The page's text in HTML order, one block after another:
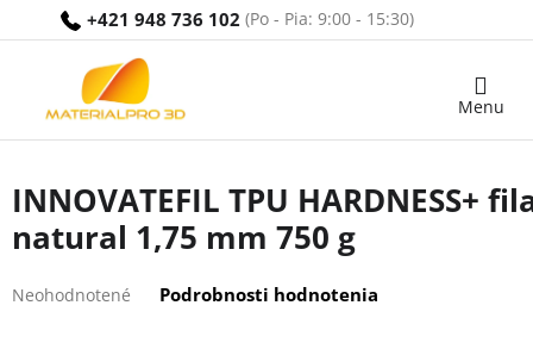
+421 948 736 102
Nákupný
INNOVATEFIL TPU HARDNESS+
natural 1,75 mm 750 g
hodnotenie
Neohodnotené Podrobnosti hodnotenia